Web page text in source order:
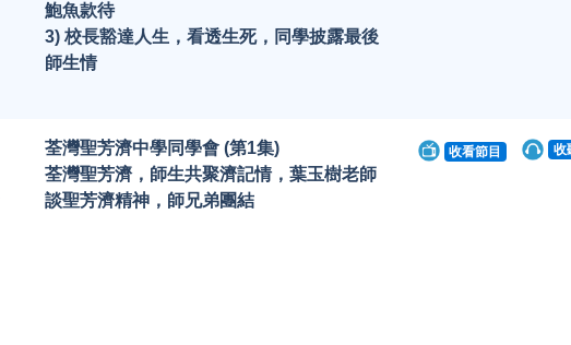
鮑魚款待
3) 校長豁達人生，看透生死，同學披露最後
師生情
荃灣聖芳濟中學同學會 (第1集)
荃灣聖芳濟，師生共聚濟記情，葉玉樹老師
談聖芳濟精神，師兄弟團結
收看節目 收